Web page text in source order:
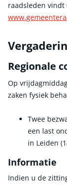
raadsleden
Regionale
Op
zaken fysiek
Twee
een last
in Leiden
Informatie
Indien u de